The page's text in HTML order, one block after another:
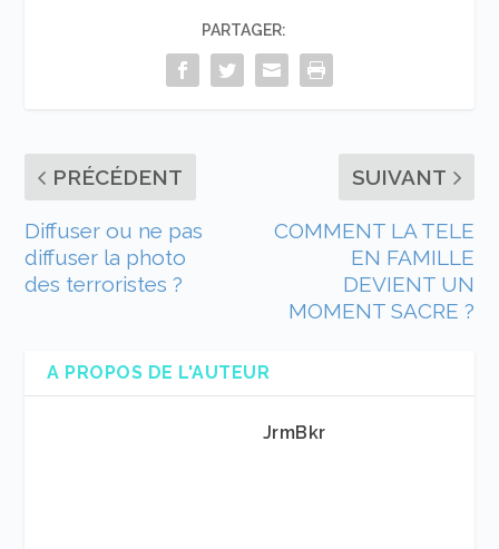
PARTAGER:
PRÉCÉDENT
Diffuser ou ne pas
diffuser la photo
des terroristes ?
SUIVANT
COMMENT LA TELE
EN FAMILLE
DEVIENT UN
MOMENT SACRE ?
A PROPOS DE L'AUTEUR
JrmBkr